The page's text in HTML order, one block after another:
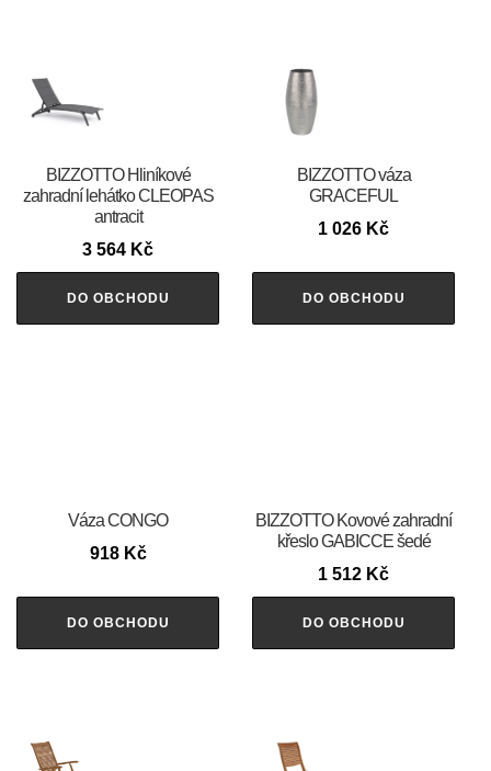
BIZZOTTO Hliníkové
zahradní lehátko CLEOPAS
antracit
3 564 Kč
DO OBCHODU
BIZZOTTO váza
GRACEFUL
1 026 Kč
DO OBCHODU
Váza CONGO
918 Kč
DO OBCHODU
BIZZOTTO Kovové zahradní
křeslo GABICCE šedé
1 512 Kč
DO OBCHODU